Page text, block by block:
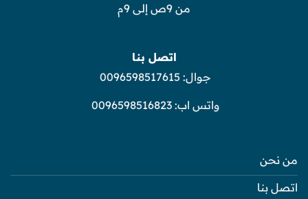
من 9ص إلى 9م
اتصل بنا
جوال: 0096598517615
واتس اب:0096598516823
من نحن
اتصل بنا